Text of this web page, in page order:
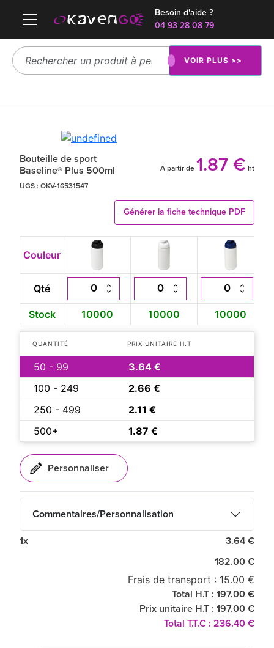
Besoin d'aide ?
04 93 28 08 79
VOIR PLUS >>
Bouteille de sport
Baseline® Plus 500ml
A partir de 1.87 € ht
UGS : OKV-16531547
Générer la fiche technique PDF
Couleur
Qté
Stock 10000 10000 10000
QUANTITÉ PRIX UNITAIRE H.T
50 - 99
3.64 €
100 - 249
2.66 €
250 - 499
2.11 €
500+
1.87 €
Commentaires/Personnalisation
1x 3.64 €
182.00 €
Frais de transport : 15.00 €
Total H.T : 197.00 €
Prix unitaire H.T : 197.00 €
Total T.T.C : 236.40 €